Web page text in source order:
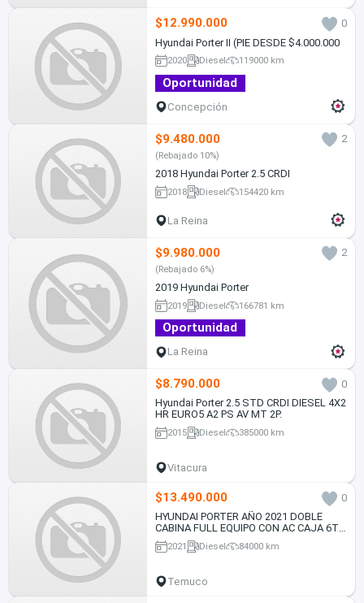
$12.990.000
0
Hyundai Porter II (PIE DESDE $4.000.000
2020 Diesel 119000 km
Oportunidad
Concepción
$9.480.000 2
(Rebajado 10%)
2018 Hyundai Porter 2.5 CRDI
2018 Diesel 154420 km
La Reina
$9.980.000 2
(Rebajado 6%)
2019 Hyundai Porter
2019 Diesel 166781 km
Oportunidad
La Reina
$8.790.000
0
Hyundai Porter 2.5 STD CRDI DIESEL 4X2
HR EURO5 A2 PS AV MT 2P.
2015 Diesel 385000 km
Vitacura
$13.490.000
0
HYUNDAI PORTER AÑO 2021 DOBLE
CABINA FULL EQUIPO CON AC CAJA 6TA
MT 2.5D
2021 Diesel 84000 km
Temuco